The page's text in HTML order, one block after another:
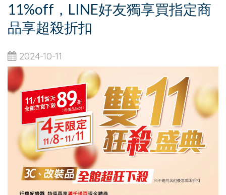
11%off，LINE好友獨享買指定商
品享超殺折扣
2024-10-11